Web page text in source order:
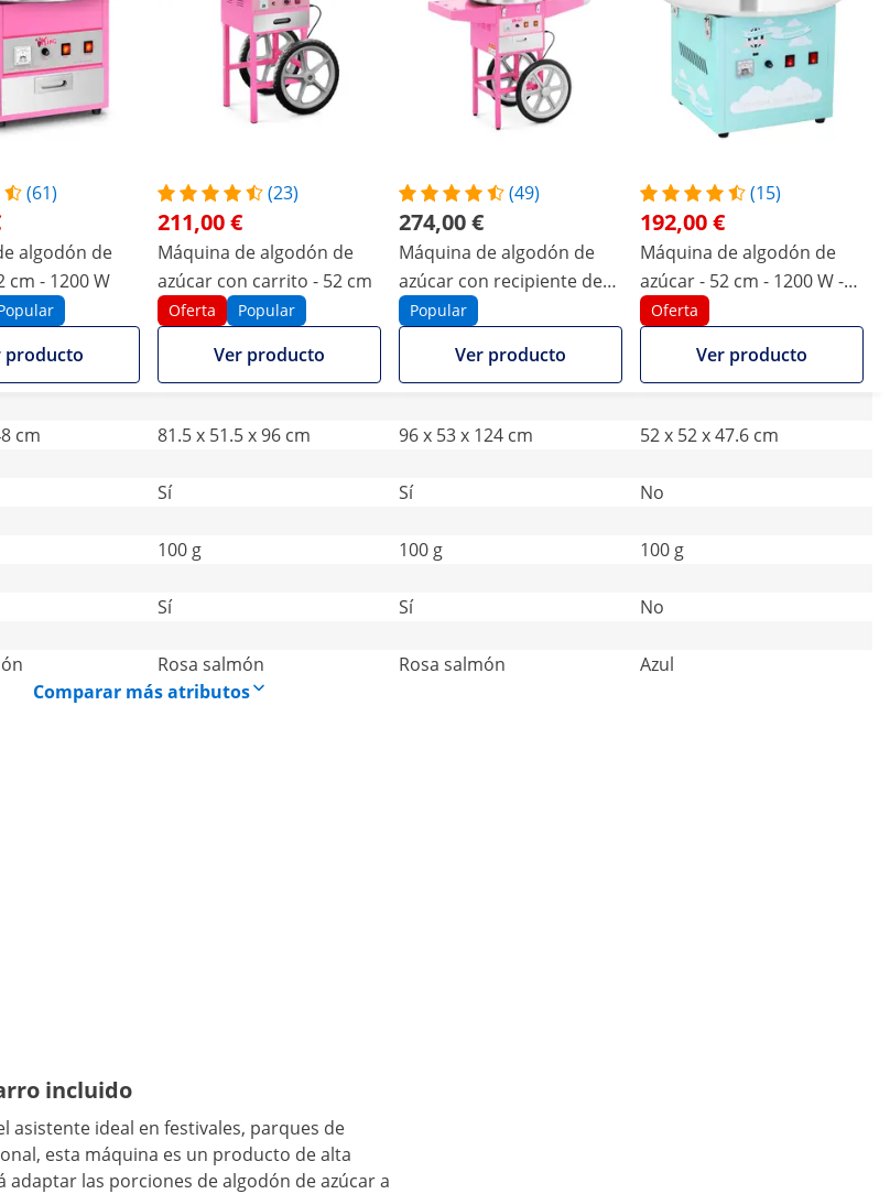
(61)
algodón de
cm - 1200 W
producto
(23)
211,00 €
Máquina de algodón de
azúcar con carrito - 52 cm
Oferta Popular
Ver producto
(49)
274,00 €
Máquina de algodón de
azúcar con recipiente de
acero inoxidable y cajón -
230V, 1200W
Popular
Ver producto
(15)
192,00 €
Máquina de algodón de
azúcar - 52 cm - 1200 W -
turquesa
Oferta
Ver producto
cm 81.5 x 51.5 x 96 cm 96 x 53 x 124 cm
52 x 52 x 47.6 cm
Sí Sí
No
100 g 100 g
100 g
Sí Sí
No
Rosa salmón Rosa salmón
Azul
Comparar más atributos
incluido
asistente ideal en festivales, parques de
esta máquina es un producto de alta
las porciones de algodón de azúcar a